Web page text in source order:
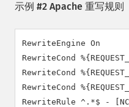
示例 #2 Apache 重写规则
RewriteEngine On
RewriteCond
RewriteCond
RewriteCond
RewriteRule ^.*$ -